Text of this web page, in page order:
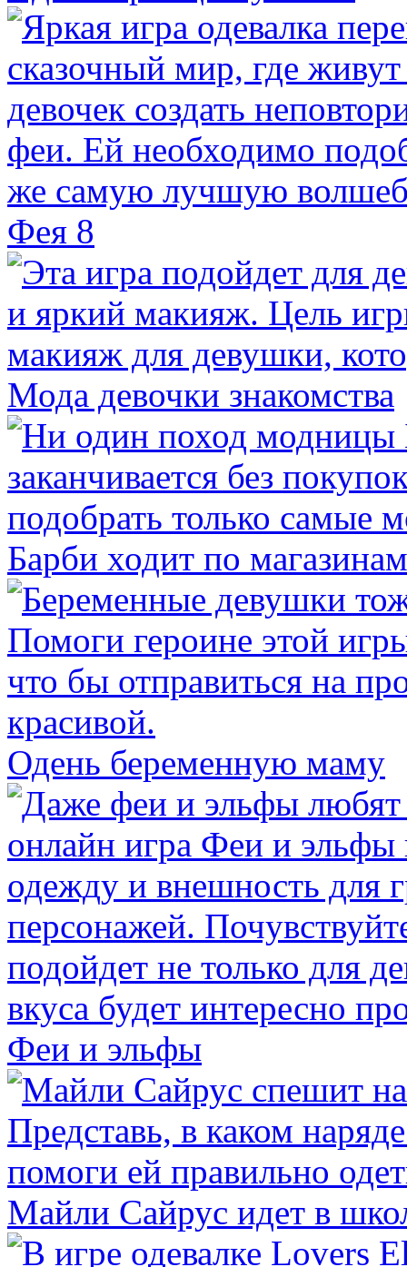
Фея 8
Мода девочки знакомства
Барби ходит по магазинам
Одень беременную маму
Феи и эльфы
Майли Сайрус идет в